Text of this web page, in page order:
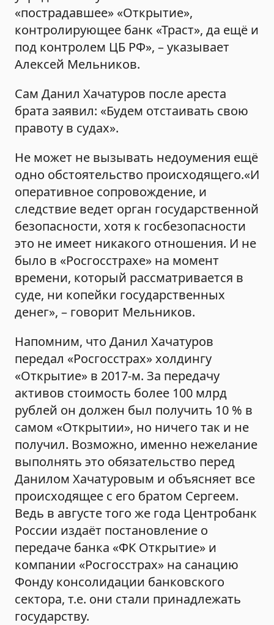
«пострадавшее» «Открытие»,
контролирующее банк «Траст», да ещё и
под контролем ЦБ РФ», – указывает
Алексей Мельников.
Сам Данил Хачатуров после ареста
брата заявил: «Будем отстаивать свою
правоту в судах».
Не может не вызывать недоумения ещё
одно обстоятельство происходящего.«И
оперативное сопровождение, и
следствие ведет орган государственной
безопасности, хотя к госбезопасности
это не имеет никакого отношения. И не
было в «Росгосстрахе» на момент
времени, который рассматривается в
суде, ни копейки государственных
денег», – говорит Мельников.
Напомним, что Данил Хачатуров
передал «Росгосстрах» холдингу
«Открытие» в 2017-м. За передачу
активов стоимость более 100 млрд
рублей он должен был получить 10 % в
самом «Открытии», но ничего так и не
получил. Возможно, именно нежелание
выполнять это обязательство перед
Данилом Хачатуровым и объясняет все
происходящее с его братом Сергеем.
Ведь в августе того же года Центробанк
России издаёт постановление о
передаче банка «ФК Открытие» и
компании «Росгосстрах» на санацию
Фонду консолидации банковского
сектора, т.е. они стали принадлежать
государству.